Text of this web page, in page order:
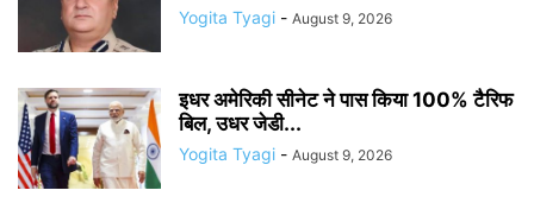
Yogita Tyagi - August 9, 2026
इधर अमेरिकी सीनेट ने पास किया 100% टैरिफ
बिल, उधर जेडी...
Yogita Tyagi - August 9, 2026